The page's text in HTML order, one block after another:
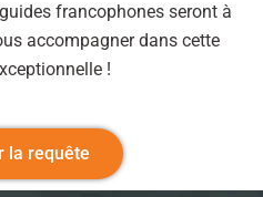
francophones seront à
accompagner dans cette
!
la requête